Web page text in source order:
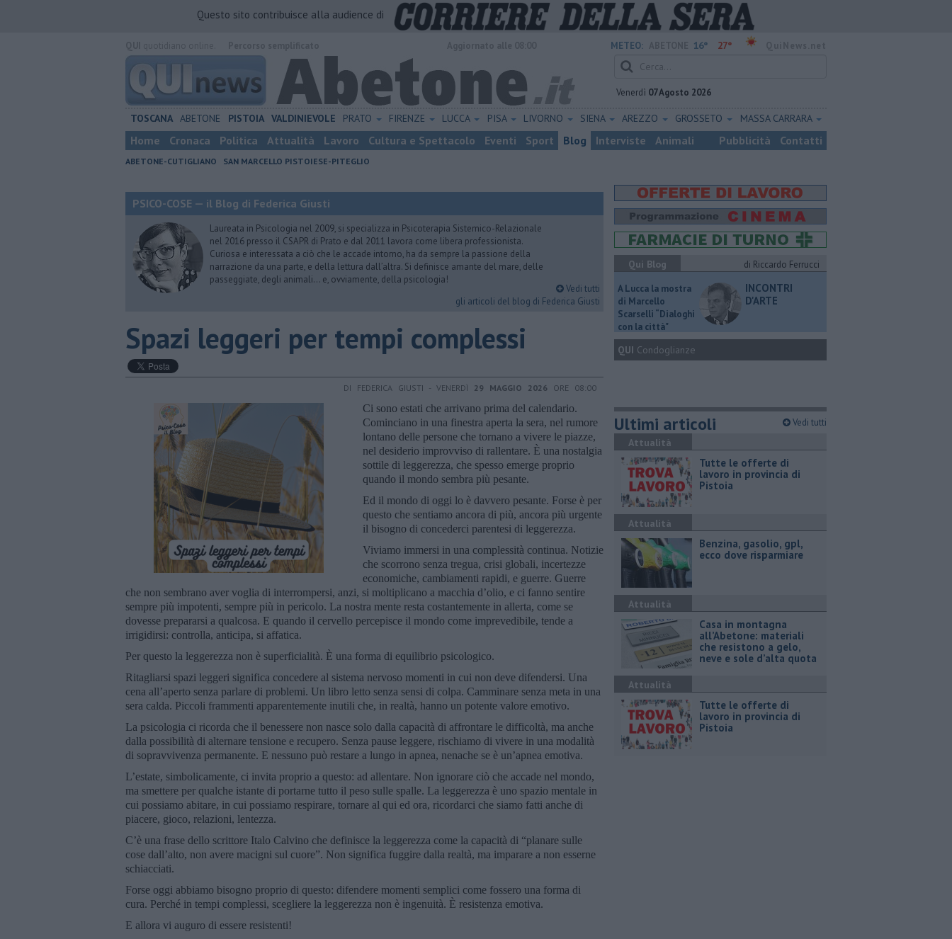
Questo sito contribuisce alla audience di
METEO: 16° 27°
Venerdì 07 Agosto 2026
TOSCANA ABETONE PISTOIA VALDINIEVOLE PRATO FIRENZE LUCCA PISA LIVORNO SIENA AREZZO GROSSETO MASSA CARRARA
Home Cronaca Politica Attualità Lavoro Cultura e Spettacolo Eventi Sport Blog Interviste Animali Pubblicità Contatti
ABETONE-CUTIGLIANO SAN MARCELLO PISTOIESE-PITEGLIO
PSICO-COSE — il Blog di Federica Giusti
Laureata in Psicologia nel 2009, si specializza in Psicoterapia Sistemico-Relazionale
nel 2016 presso il CSAPR di Prato e dal 2011 lavora come libera professionista.
Curiosa e interessata a ciò che le accade intorno, ha da sempre la passione della
narrazione da una parte, e della lettura dall’altra. Si definisce amante del mare, delle
passeggiate, degli animali… e, ovviamente, della psicologia!
Vedi tutti
gli articoli del blog di Federica Giusti
Spazi leggeri per tempi complessi
DI FEDERICA GIUSTI - VENERDÌ 29 MAGGIO 2026 ORE 08:00
Ci sono estati che arrivano prima del calendario.
Cominciano in una finestra aperta la sera, nel rumore
lontano delle persone che tornano a vivere le piazze,
nel desiderio improvviso di rallentare. È una nostalgia
sottile di leggerezza, che spesso emerge proprio
quando il mondo sembra più pesante.
Ed il mondo di oggi lo è davvero pesante. Forse è per
questo che sentiamo ancora di più, ancora più urgente
il bisogno di concederci parentesi di leggerezza.
Viviamo immersi in una complessità continua. Notizie
che scorrono senza tregua, crisi globali, incertezze
economiche, cambiamenti rapidi, e guerre. Guerre
che non sembrano aver voglia di interrompersi, anzi, si moltiplicano a macchia d’olio, e ci fanno sentire
sempre più impotenti, sempre più in pericolo. La nostra mente resta costantemente in allerta, come se
dovesse prepararsi a qualcosa. E quando il cervello percepisce il mondo come imprevedibile, tende a
irrigidirsi: controlla, anticipa, si affatica.
Per questo la leggerezza non è superficialità. È una forma di equilibrio psicologico.
Ritagliarsi spazi leggeri significa concedere al sistema nervoso momenti in cui non deve difendersi. Una
cena all’aperto senza parlare di problemi. Un libro letto senza sensi di colpa. Camminare senza meta in una
sera calda. Piccoli frammenti apparentemente inutili che, in realtà, hanno un potente valore emotivo.
La psicologia ci ricorda che il benessere non nasce solo dalla capacità di affrontare le difficoltà, ma anche
dalla possibilità di alternare tensione e recupero. Senza pause leggere, rischiamo di vivere in una modalità
di sopravvivenza permanente. E nessuno può restare a lungo in apnea, nenache se è un’apnea emotiva.
L’estate, simbolicamente, ci invita proprio a questo: ad allentare. Non ignorare ciò che accade nel mondo,
ma smettere per qualche istante di portarne tutto il peso sulle spalle. La leggerezza è uno spazio mentale in
cui possiamo abitare, in cui possiamo respirare, tornare al qui ed ora, ricordarci che siamo fatti anche di
piacere, gioco, relazioni, lentezza.
C’è una frase dello scrittore Italo Calvino che definisce la leggerezza come la capacità di “planare sulle
cose dall’alto, non avere macigni sul cuore”. Non significa fuggire dalla realtà, ma imparare a non esserne
schiacciati.
Forse oggi abbiamo bisogno proprio di questo: difendere momenti semplici come fossero una forma di
cura. Perché in tempi complessi, scegliere la leggerezza non è ingenuità. È resistenza emotiva.
E allora vi auguro di essere resistenti!
Qui Blog
di Riccardo Ferrucci
A Lucca la mostra
di Marcello
Scarselli “Dialoghi
con la città"
INCONTRI
D'ARTE
QUI Condoglianze
Ultimi articoli Vedi tutti
Attualità
​Tutte le offerte di
lavoro in provincia di
Pistoia
Attualità
​Benzina, gasolio, gpl,
ecco dove risparmiare
Attualità
Casa in montagna
all’Abetone: materiali
che resistono a gelo,
neve e sole d’alta quota
Attualità
​Tutte le offerte di
lavoro in provincia di
Pistoia